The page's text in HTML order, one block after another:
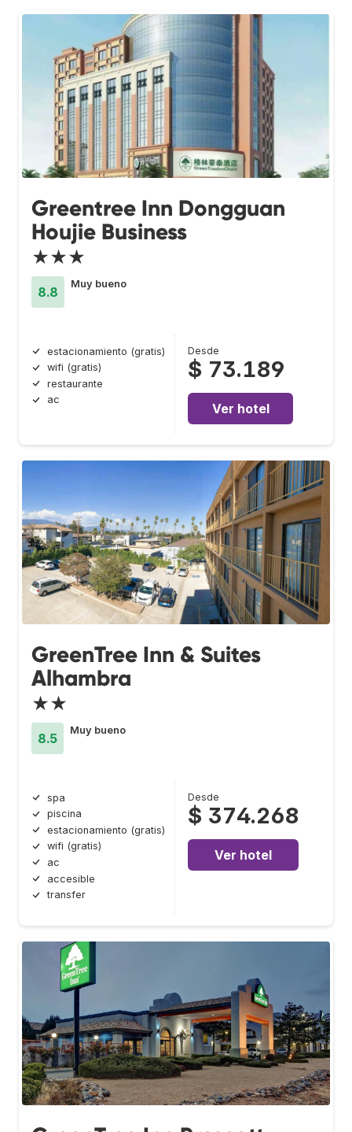
Greentree Inn Dongguan
Houjie Business
★★★
8.8
Muy bueno
estacionamiento (gratis)
wifi (gratis)
restaurante
ac
Desde
$ 73.189
Ver hotel
GreenTree Inn & Suites
Alhambra
★★
8.5
Muy bueno
spa
piscina
estacionamiento (gratis)
wifi (gratis)
ac
accesible
transfer
Desde
$ 374.268
Ver hotel